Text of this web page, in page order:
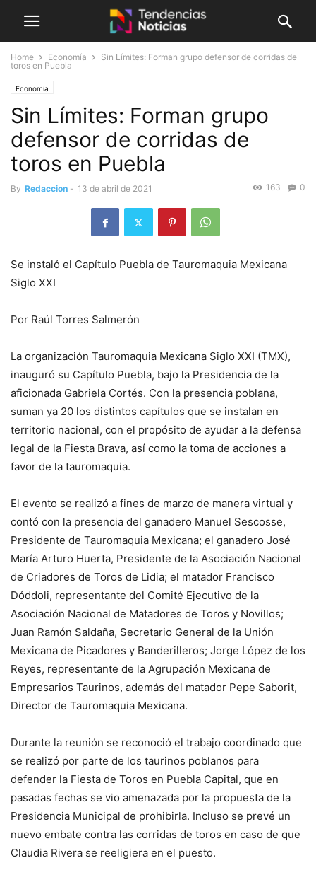
Home Economía
Sin Límites: Forman grupo defensor de corridas de
toros en Puebla
Economía
Sin Límites: Forman grupo
defensor de corridas de
toros en Puebla
By Redaccion - 13 de abril de 2021 0
163
Se instaló el Capítulo Puebla de Tauromaquia Mexicana
Siglo XXI
Por Raúl Torres Salmerón
La organización Tauromaquia Mexicana Siglo XXI (TMX),
inauguró su Capítulo Puebla, bajo la Presidencia de la
aficionada Gabriela Cortés. Con la presencia poblana,
suman ya 20 los distintos capítulos que se instalan en
territorio nacional, con el propósito de ayudar a la defensa
legal de la Fiesta Brava, así como la toma de acciones a
favor de la tauromaquia.
El evento se realizó a fines de marzo de manera virtual y
contó con la presencia del ganadero Manuel Sescosse,
Presidente de Tauromaquia Mexicana; el ganadero José
María Arturo Huerta, Presidente de la Asociación Nacional
de Criadores de Toros de Lidia; el matador Francisco
Dóddoli, representante del Comité Ejecutivo de la
Asociación Nacional de Matadores de Toros y Novillos;
Juan Ramón Saldaña, Secretario General de la Unión
Mexicana de Picadores y Banderilleros; Jorge López de los
Reyes, representante de la Agrupación Mexicana de
Empresarios Taurinos, además del matador Pepe Saborit,
Director de Tauromaquia Mexicana.
Durante la reunión se reconoció el trabajo coordinado que
se realizó por parte de los taurinos poblanos para
defender la Fiesta de Toros en Puebla Capital, que en
pasadas fechas se vio amenazada por la propuesta de la
Presidencia Municipal de prohibirla. Incluso se prevé un
nuevo embate contra las corridas de toros en caso de que
Claudia Rivera se reeligiera en el puesto.